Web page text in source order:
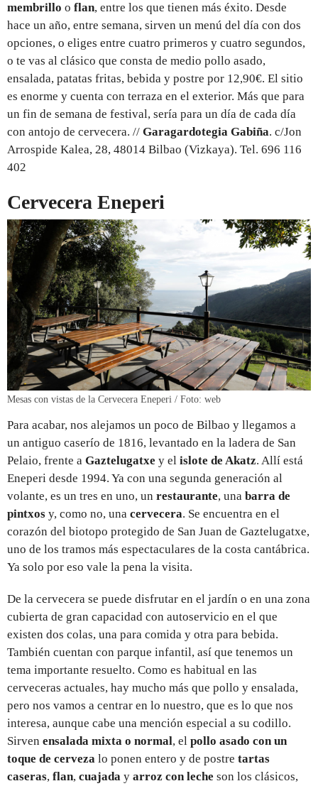
membrillo o flan, entre los que tienen más éxito. Desde
hace un año, entre semana, sirven un menú del día con dos
opciones, o eliges entre cuatro primeros y cuatro segundos,
o te vas al clásico que consta de medio pollo asado,
ensalada, patatas fritas, bebida y postre por 12,90€. El sitio
es enorme y cuenta con terraza en el exterior. Más que para
un fin de semana de festival, sería para un día de cada día
con antojo de cervecera. // Garagardotegia Gabiña. c/Jon
Arrospide Kalea, 28, 48014 Bilbao (Vizkaya). Tel. 696 116
402
Cervecera Eneperi
Mesas con vistas de la Cervecera Eneperi / Foto: web
Para acabar, nos alejamos un poco de Bilbao y llegamos a
un antiguo caserío de 1816, levantado en la ladera de San
Pelaio, frente a Gaztelugatxe y el islote de Akatz. Allí está
Eneperi desde 1994. Ya con una segunda generación al
volante, es un tres en uno, un restaurante, una barra de
pintxos y, como no, una cervecera. Se encuentra en el
corazón del biotopo protegido de San Juan de Gaztelugatxe,
uno de los tramos más espectaculares de la costa cantábrica.
Ya solo por eso vale la pena la visita.
De la cervecera se puede disfrutar en el jardín o en una zona
cubierta de gran capacidad con autoservicio en el que
existen dos colas, una para comida y otra para bebida.
También cuentan con parque infantil, así que tenemos un
tema importante resuelto. Como es habitual en las
cerveceras actuales, hay mucho más que pollo y ensalada,
pero nos vamos a centrar en lo nuestro, que es lo que nos
interesa, aunque cabe una mención especial a su codillo.
Sirven ensalada mixta o normal, el pollo asado con un
toque de cerveza lo ponen entero y de postre tartas
caseras, flan, cuajada y arroz con leche son los clásicos,